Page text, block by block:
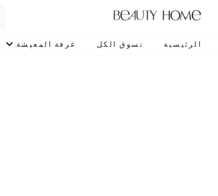
الرئيسية تسوق الكل غرفة المعيشة